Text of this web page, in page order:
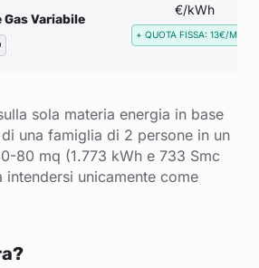
Gas Variabile
€/kWh
+ QUOTA FISSA: 13€/MESE
sola materia energia in base
una famiglia di 2 persone in un
80 mq (1.773 kWh e 733 Smc
intendersi unicamente come